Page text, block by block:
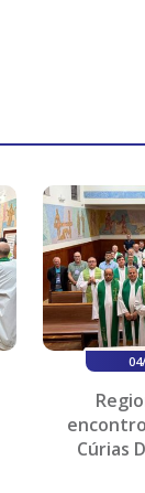
Cúrias